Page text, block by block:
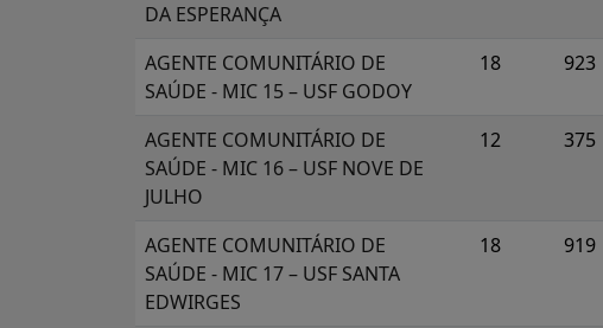
DA ESPERANÇA
AGENTE COMUNITÁRIO DE
SAÚDE - MIC 15 – USF GODOY
18 923
AGENTE COMUNITÁRIO DE
SAÚDE - MIC 16 – USF NOVE DE
JULHO
12 375
AGENTE COMUNITÁRIO DE
SAÚDE - MIC 17 – USF SANTA
EDWIRGES
18 919